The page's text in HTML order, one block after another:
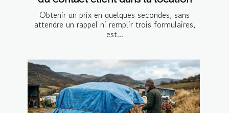
Obtenir un prix en quelques secondes, sans
attendre un rappel ni remplir trois formulaires,
est...